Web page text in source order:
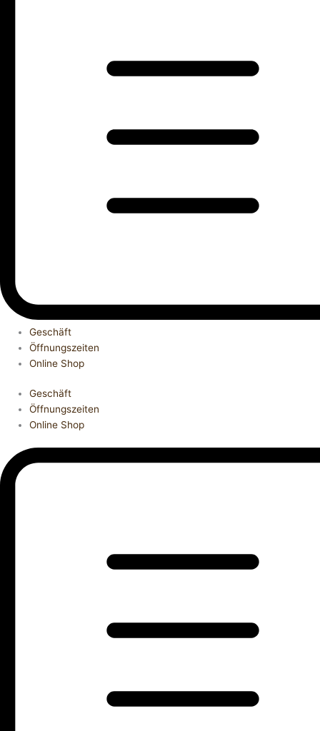
Geschäft
Öffnungszeiten
Online Shop
Geschäft
Öffnungszeiten
Online Shop